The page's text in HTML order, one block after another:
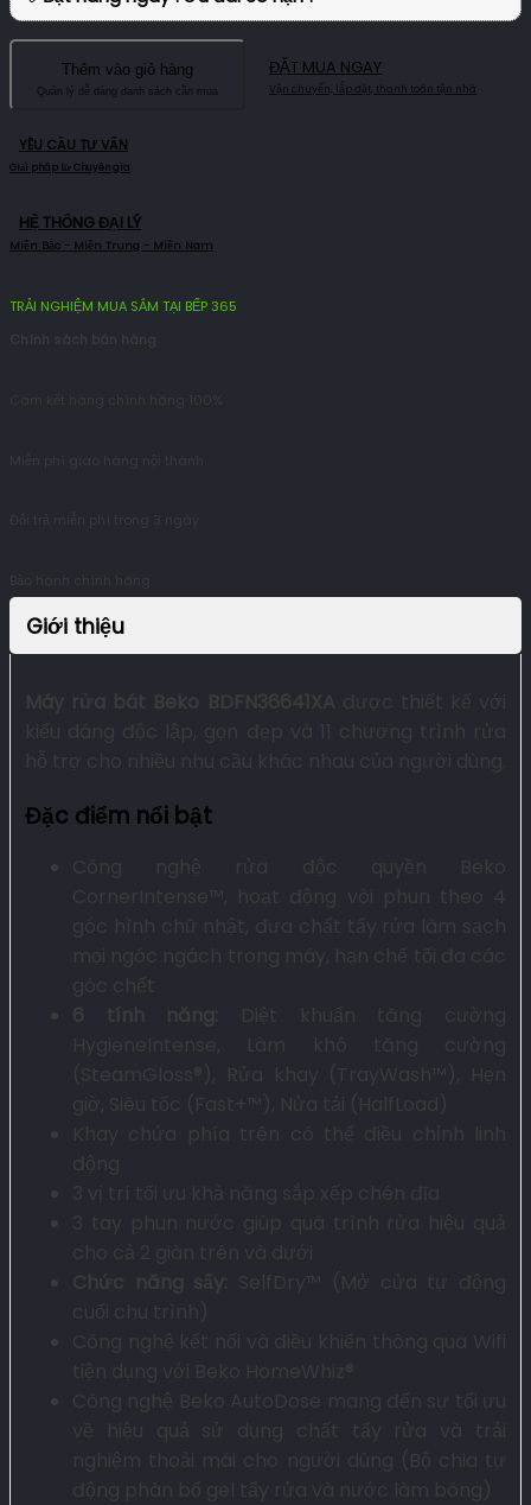
Thêm vào giỏ hàng ĐẶT MUA NGAY
YÊU CẦU TƯ VẤN
HỆ THỐNG ĐẠI LÝ
TRẢI NGHIỆM MUA SẮM TẠI BẾP 365
Chính sách bán hàng
Giới thiệu
Máy rửa bát Beko BDFN36641XA
được thiết kế với
kiểu dáng độc lập, gọn đẹp và 11 chương trình rửa
hỗ trợ cho nhiều nhu cầu khác nhau của người dùng.
Đặc điểm nổi bật
Công nghệ rửa độc quyền Beko
CornerIntense™, hoạt động vòi phun theo 4
góc hình chữ nhật, đưa chất tẩy rửa làm sạch
mọi ngóc ngách trong máy, hạn chế tối đa các
góc chết
6 tính năng:
Diệt khuẩn tăng cường
HygieneIntense, Làm khô tăng cường
(SteamGloss®), Rửa khay (TrayWash™), Hẹn
giờ, Siêu tốc (Fast+™), Nửa tải (HalfLoad)
Khay chứa phía trên có thể điều chỉnh linh
động
3 vị trí tối ưu khả năng sắp xếp chén đĩa
3 tay phun nước giúp quá trình rửa hiệu quả
cho cả 2 giàn trên và dưới
Chức năng sấy:
SelfDry™ (Mở cửa tự động
cuối chu trình)
Công nghệ kết nối và điều khiển thông qua Wifi
tiện dụng với Beko HomeWhiz®
Công nghệ Beko AutoDose mang đến sự tối ưu
về hiệu quả sử dụng chất tẩy rửa và trải
nghiệm thoải mái cho người dùng (Bộ chia tự
động phân bổ gel tẩy rửa và nước làm bóng)